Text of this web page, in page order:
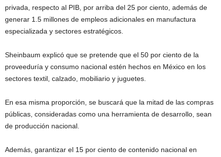
privada, respecto al PIB, por arriba del 25 por ciento, además de
generar 1.5 millones de empleos adicionales en manufactura
especializada y sectores estratégicos.
Sheinbaum explicó que se pretende que el 50 por ciento de la
proveeduría y consumo nacional estén hechos en México en los
sectores textil, calzado, mobiliario y juguetes.
En esa misma proporción, se buscará que la mitad de las compras
públicas, consideradas como una herramienta de desarrollo, sean
de producción nacional.
Además, garantizar el 15 por ciento de contenido nacional en